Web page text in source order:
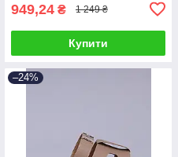
949,24 ₴ 1 249 ₴
Купити
–24%